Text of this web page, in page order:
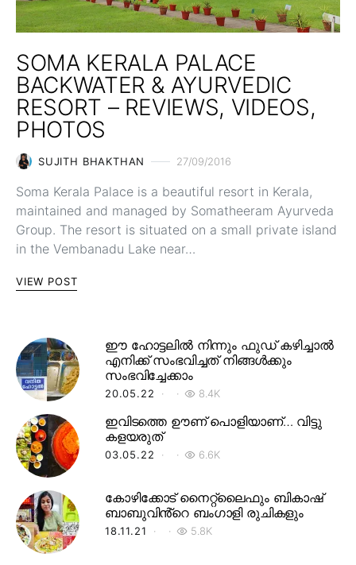
SOMA KERALA PALACE
BACKWATER & AYURVEDIC
RESORT – REVIEWS, VIDEOS,
PHOTOS
SUJITH BHAKTHAN 27/09/2016
Soma Kerala Palace is a beautiful resort in Kerala,
maintained and managed by Somatheeram Ayurveda
Group. The resort is situated on a small private island
in the Vembanadu Lake near…
VIEW POST
ഈ ഹോട്ടലിൽ നിന്നും ഫുഡ് കഴിച്ചാൽ
എനിക്ക് സംഭവിച്ചത് നിങ്ങൾക്കും
സംഭവിച്ചേക്കാം
20.05.22 8.4K
ഇവിടത്തെ ഊണ് പൊളിയാണ്… വിട്ടു
കളയരുത്
03.05.22 6.6K
കോഴിക്കോട് നൈറ്റ്‌ലൈഫും ബികാഷ്
ബാബുവിൻ്റെ ബംഗാളി രുചികളും
18.11.21 5.8K